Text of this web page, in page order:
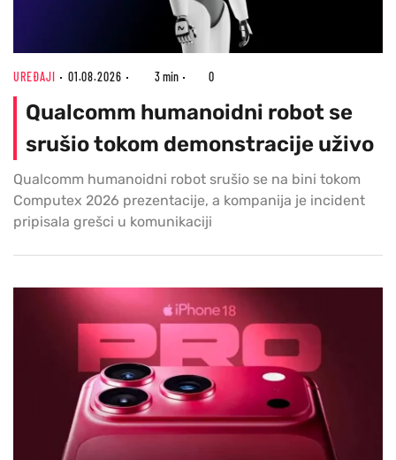
UREĐAJI 01.08.2026 3 min 0
Qualcomm humanoidni robot se
srušio tokom demonstracije uživo
Qualcomm humanoidni robot srušio se na bini tokom
Computex 2026 prezentacije, a kompanija je incident
pripisala grešci u komunikaciji